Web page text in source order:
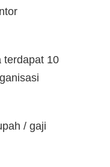
terdapat 10
/ gaji